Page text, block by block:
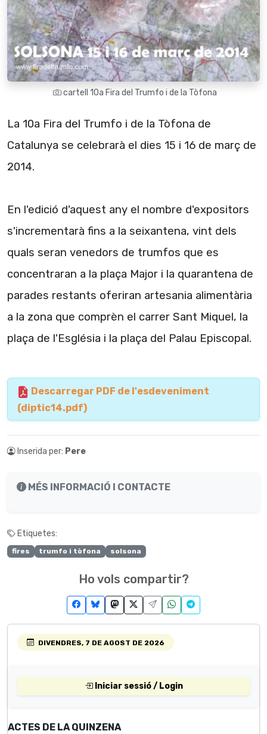
cartell 10a Fira del Trumfo i de la Tòfona
La 10a Fira del Trumfo i de la Tòfona de
Catalunya se celebrarà el dies 15 i 16 de març de
2014.
En l'edició d'aquest any el nombre d'expositors
s'incrementarà fins a la seixantena, vint dels
quals seran venedors de trumfos que es
concentraran a la plaça Major i la quarantena de
parades restants oferiran artesania alimentària
a la zona que comprèn el carrer Sant Miquel, la
plaça de l'Església i la plaça del Palau Episcopal.
Descarregar PDF de l'esdeveniment
(diptic14.pdf)
Inserida per: Pere
MÉS INFORMACIÓ I CONTACTE
Etiquetes:
fires trumfo i tòfona solsona
Ho vols compartir?
DIVENDRES, 7 DE AGOST DE 2026
Iniciar sessió / Login
ACTES DE LA QUINZENA